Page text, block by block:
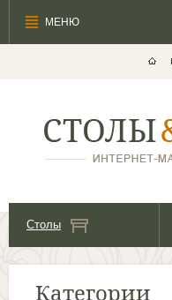
Столы
Категории
МЕНЮ